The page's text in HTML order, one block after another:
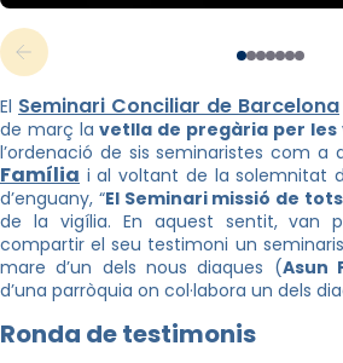
El Seminari Conciliar de Barcelona
de març lavetlla de pregària per les
l’ordenació de sis seminaristes com a
Família i al voltant de la solemnitat
d’enguany, “El Seminari missió de tots
de la vigília. En aquest sentit, van
compartir el seu testimoni un
mare d’un dels nous diaques (Asun
d’una parròquia on col·labora un dels
Ronda de testimonis